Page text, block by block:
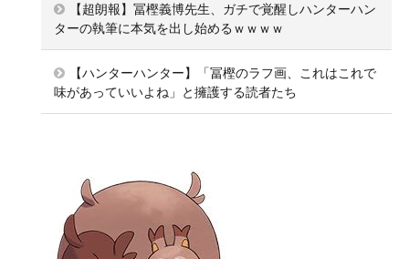
【超朗報】冨樫義博先生、ガチで覚醒しハンターハン
ターの執筆に本気を出し始めるｗｗｗｗ
【ハンターハンター】「冨樫のラフ画、これはこれで
味があっていいよね」と擁護する読者たち